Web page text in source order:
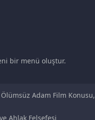
bir menü oluştur.
Adam Film Konusu,
Ahlak Felsefesi